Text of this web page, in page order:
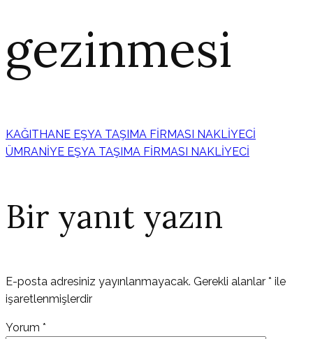
gezinmesi
KAĞITHANE EŞYA TAŞIMA FİRMASI NAKLİYECİ
ÜMRANİYE EŞYA TAŞIMA FİRMASI NAKLİYECİ
Bir yanıt yazın
E-posta adresiniz yayınlanmayacak. Gerekli alanlar * ile
işaretlenmişlerdir
Yorum *